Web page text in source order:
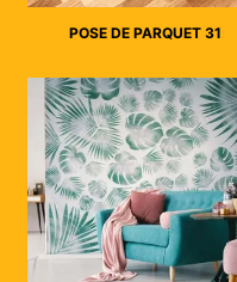
POSE DE PARQUET 31